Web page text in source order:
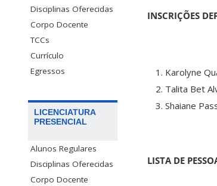
Disciplinas Oferecidas
Corpo Docente
TCCs
Currículo
Egressos
LICENCIATURA
PRESENCIAL
Alunos Regulares
Disciplinas Oferecidas
Corpo Docente
INSCRIÇÕES
Karolyne
Talita Bet
Shaiane
LISTA DE